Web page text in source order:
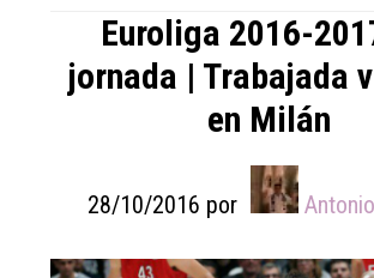
Euroliga 2016-
jornada | Trabajada
en Milán
28/10/2016 por